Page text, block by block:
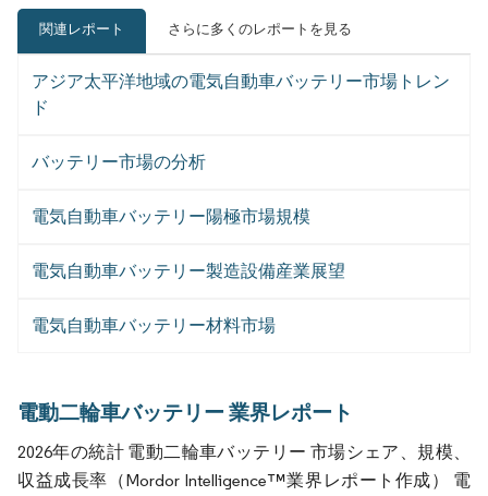
関連レポート さらに多くのレポートを見る
アジア太平洋地域の電気自動車バッテリー市場トレン
ド
バッテリー市場の分析
電気自動車バッテリー陽極市場規模
電気自動車バッテリー製造設備産業展望
電気自動車バッテリー材料市場
電動二輪車バッテリー 業界レポート
2026年の統計 電動二輪車バッテリー 市場シェア、規模、
収益成長率（Mordor Intelligence™業界レポート作成） 電